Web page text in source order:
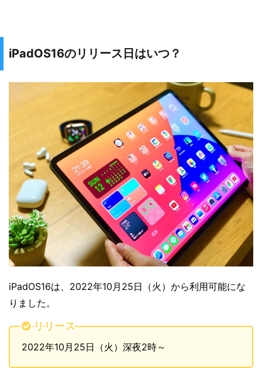
iPadOS16のリリース日はいつ？
iPadOS16は、2022年10月25日（火）から利用可能にな
りました。
リリース
2022年10月25日（火）深夜2時～